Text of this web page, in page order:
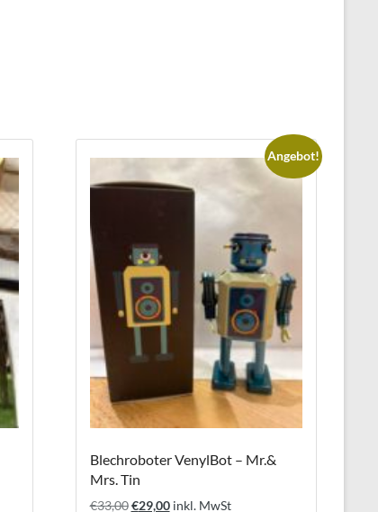
Angebot!
Blechroboter VenylBot – Mr.&
Mrs. Tin
€33,00 Ursprünglicher
€29,00Aktueller
inkl. MwSt